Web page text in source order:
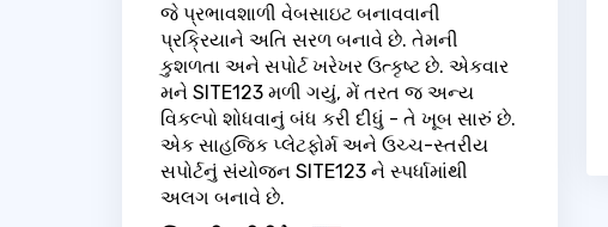
જે પ્રભાવશાળી વેબસાઇટ બનાવવાની
પ્રક્રિયાને અતિ સરળ બનાવે છે. તેમની
કુશળતા અને સપોર્ટ ખરેખર ઉત્કૃષ્ટ છે. એકવાર
મને SITE123 મળી ગયું, મેં તરત જ અન્ય
વિકલ્પો શોધવાનું બંધ કરી દીધું - તે ખૂબ સારું છે.
એક સાહજિક પ્લેટફોર્મ અને ઉચ્ચ-સ્તરીય
સપોર્ટનું સંયોજન SITE123 ને સ્પર્ધામાંથી
અલગ બનાવે છે.